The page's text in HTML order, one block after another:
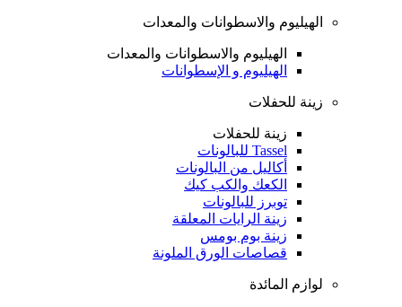
الهيليوم والاسطوانات والمعدات
الهيليوم والاسطوانات والمعدات
الهيليوم و الإسطوانات
زينة للحفلات
زينة للحفلات
Tassel للبالونات
أكاليل من البالونات
الكعك والكب كيك
توبرز للبالونات
زينة الرايات المعلقة
زينة بوم بومس
قصاصات الورق الملونة
لوازم المائدة